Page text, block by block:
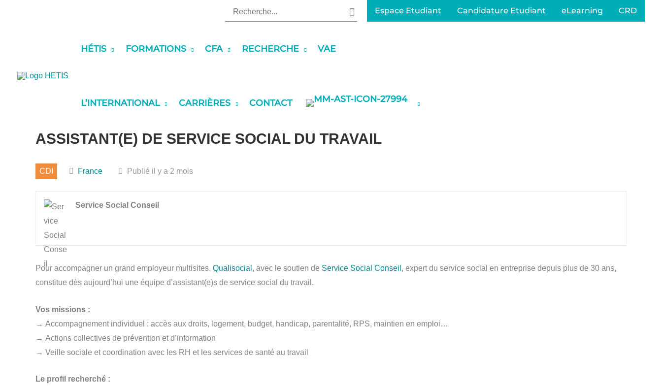
Rechercher: Espace Etudiant Candidature Etudiant eLearning CRD
HÉTIS FORMATIONS CFA RECHERCHE VAE
L’INTERNATIONAL CARRIÈRES CONTACT
ASSISTANT(E) DE SERVICE SOCIAL DU TRAVAIL
CDI France Publié il y a 2 mois
Service Social Conseil
Pour accompagner un grand employeur multisites, Qualisocial, avec le soutien de Service Social Conseil, expert du service social en entreprise depuis plus de 30 ans,
constitue dès aujourd’hui une équipe d’assistant(e)s de service social du travail.
Vos missions :
→ Accompagnement individuel : accès aux droits, logement, budget, handicap, parentalité, RPS, maintien en emploi…
→ Actions collectives de prévention et d’information
→ Veille sociale et coordination avec les RH et les services de santé au travail
Le profil recherché :